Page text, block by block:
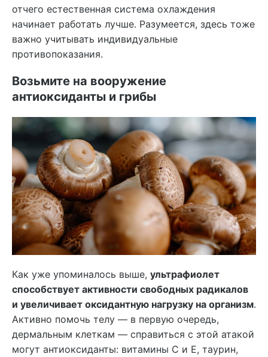
отчего естественная система охлаждения
начинает работать лучше. Разумеется, здесь тоже
важно учитывать индивидуальные
противопоказания.
Возьмите на вооружение
антиоксиданты и грибы
Как уже упоминалось выше, ультрафиолет
способствует активности свободных радикалов
и увеличивает оксидантную нагрузку на организм.
Активно помочь телу — в первую очередь,
дермальным клеткам — справиться с этой атакой
могут антиоксиданты: витамины С и Е, таурин,